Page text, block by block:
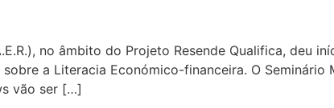
no âmbito do Projeto Resende Qualifica, deu
a Literacia Económico-financeira. O Seminário
vão ser […]